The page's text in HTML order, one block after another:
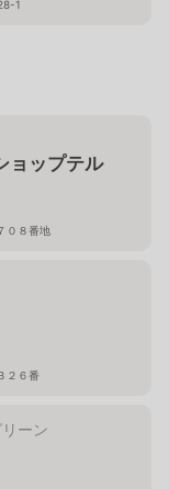
1
ョップテル
０８番地
２６番
ーン